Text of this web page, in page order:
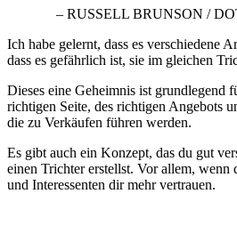
– RUSSELL BRUNSON /
Ich habe gelernt, dass es verschiedene
dass es gefährlich ist, sie im gleichen
Dieses eine Geheimnis ist grundlegend
richtigen Seite, des richtigen Angebots
die zu Verkäufen führen werden.
Es gibt auch ein Konzept, das du gut
einen Trichter erstellst. Vor allem, wenn
und Interessenten dir mehr vertrauen.